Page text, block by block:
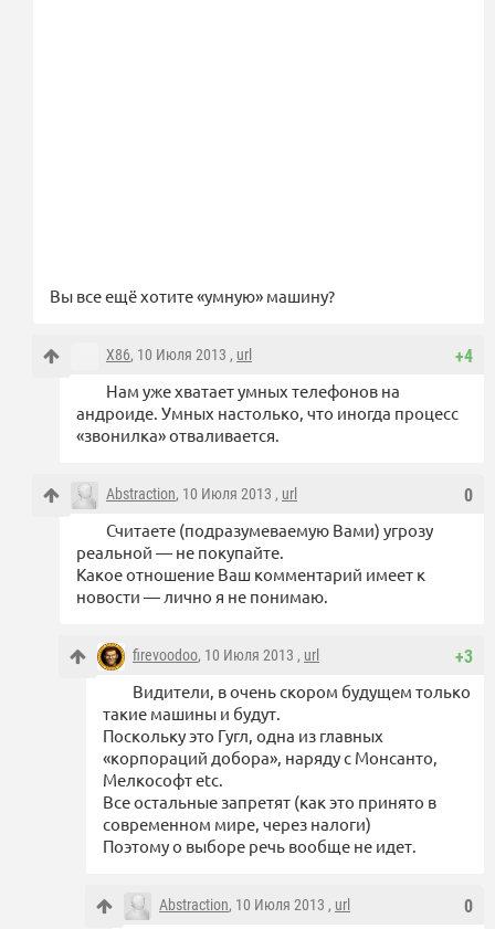
Вы все ещё хотите «умную» машину?
+4
X86, 10 Июля 2013 , url
Нам уже хватает умных телефонов на
андроиде. Умных настолько, что иногда процесс
«звонилка» отваливается.
0
Abstraction, 10 Июля 2013 , url
Считаете (подразумеваемую Вами) угрозу
реальной — не покупайте.
Какое отношение Ваш комментарий имеет к
новости — лично я не понимаю.
+3
firevoodoo, 10 Июля 2013 , url
Видители, в очень скором будущем только
такие машины и будут.
Поскольку это Гугл, одна из главных
«корпораций добора», наряду с Монсанто,
Мелкософт etc.
Все остальные запретят (как это принято в
современном мире, через налоги)
Поэтому о выборе речь вообще не идет.
0
Abstraction, 10 Июля 2013 , url